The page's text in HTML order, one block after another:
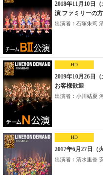
2018年11月10日
演 ファミリーの
出演者：石塚朱莉
HD
2019年10月26日
お客様歓迎
出演者：小川結夏
HD
2017年6月27日（
出演者：清水里香